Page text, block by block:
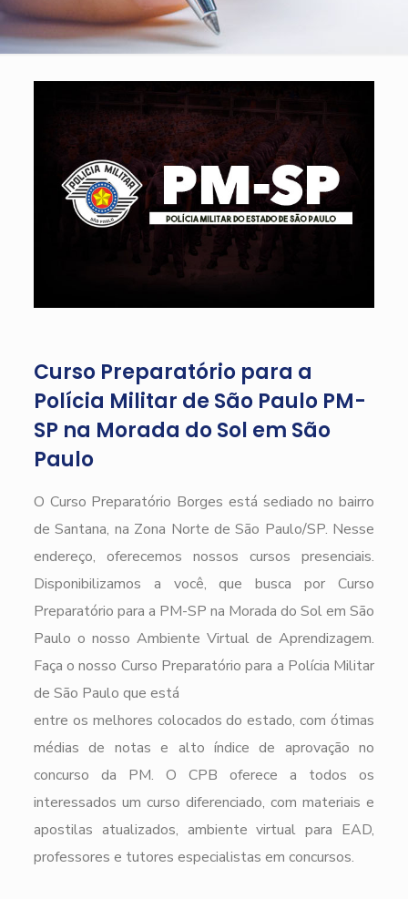
Curso Preparatório para a
Polícia Militar de São Paulo PM-
SP na Morada do Sol em São
Paulo
O Curso Preparatório Borges está sediado no bairro
de Santana, na Zona Norte de São Paulo/SP. Nesse
endereço, oferecemos nossos cursos presenciais.
Disponibilizamos a você, que busca por Curso
Preparatório para a PM-SP na Morada do Sol em São
Paulo o nosso Ambiente Virtual de Aprendizagem.
Faça o nosso Curso Preparatório para a Polícia Militar
de São Paulo que está
entre os melhores colocados do estado, com ótimas
médias de notas e alto índice de aprovação no
concurso da PM. O CPB oferece a todos os
interessados um curso diferenciado, com materiais e
apostilas atualizados, ambiente virtual para EAD,
professores e tutores especialistas em concursos.